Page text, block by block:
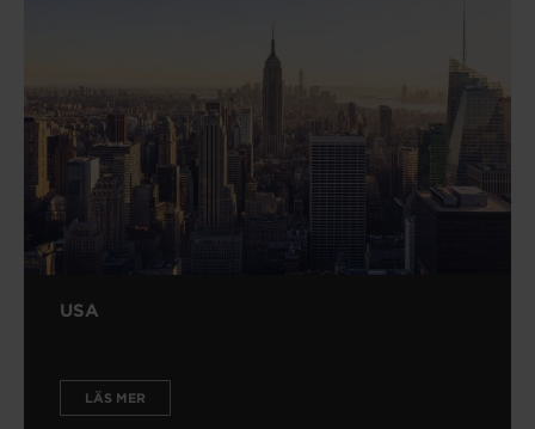
USA
LÄS MER